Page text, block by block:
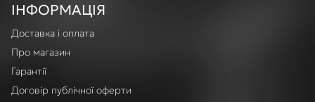
ІНФОРМАЦІЯ
Доставка і оплата
Про магазин
Гарантії
Договір публічної оферти